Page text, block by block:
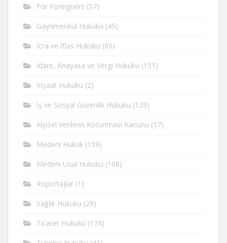
For Foreigners (57)
Gayrimenkul Hukuku (45)
İcra ve İflas Hukuku (60)
İdare, Anayasa ve Vergi Hukuku (151)
İnşaat Hukuku (2)
İş ve Sosyal Güvenlik Hukuku (139)
Kişisel Verilerin Korunması Kanunu (17)
Medeni Hukuk (159)
Medeni Usul Hukuku (108)
Röportajlar (1)
Sağlık Hukuku (29)
Ticaret Hukuku (174)